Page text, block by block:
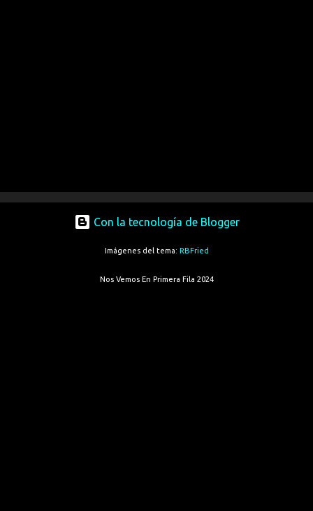
Con la tecnología de Blogger
Imágenes del tema: RBFried
Nos Vemos En Primera Fila 2024